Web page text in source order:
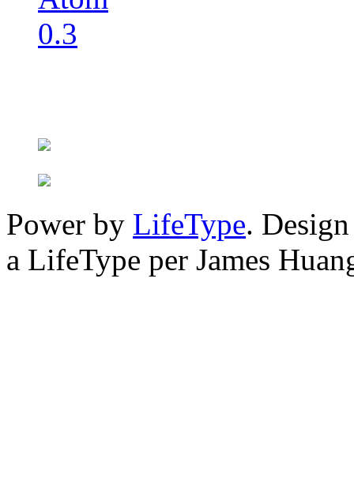
Power by LifeType.
a LifeType per James